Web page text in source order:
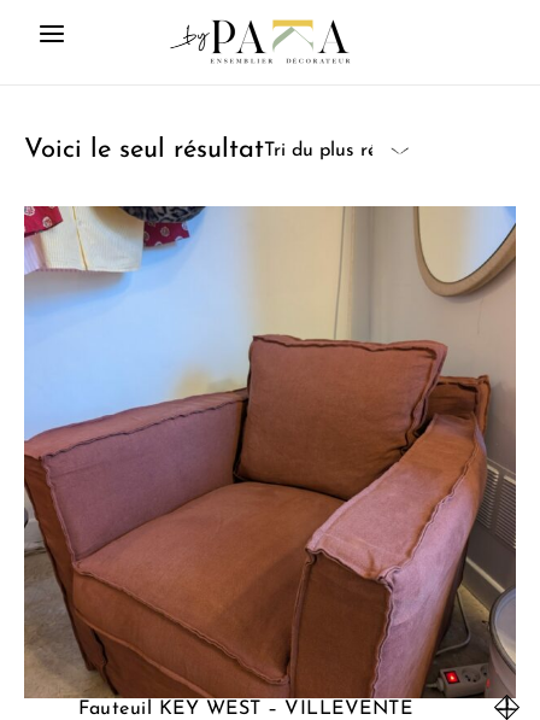
Voici le seul résultat
Fauteuil KEY WEST – VILLEVENTE